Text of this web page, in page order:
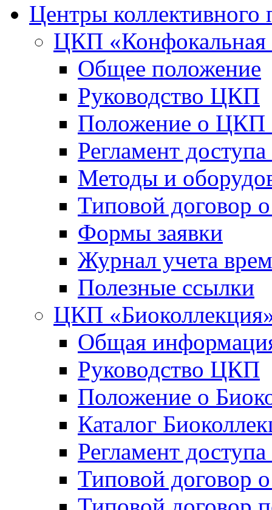
Центры коллективного
ЦКП «Конфокальная
Общее положение
Руководство ЦКП
Положение о
Регламент
Методы и
Типовой договор
Формы заявки
Журнал учета
Полезные ссылки
ЦКП
Общая
Руководство ЦКП
Положение о
Каталог
Регламент
Типовой договор